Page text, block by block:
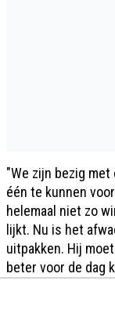
"We zijn bezig
één te kunnen
helemaal niet zo
lijkt. Nu is het
uitpakken. Hij
beter voor de dag